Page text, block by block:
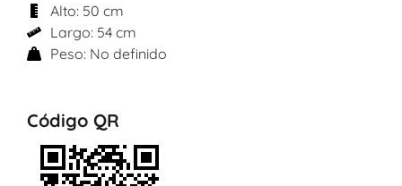
Alto: 50 cm
Largo: 54 cm
Peso: No definido
Código QR